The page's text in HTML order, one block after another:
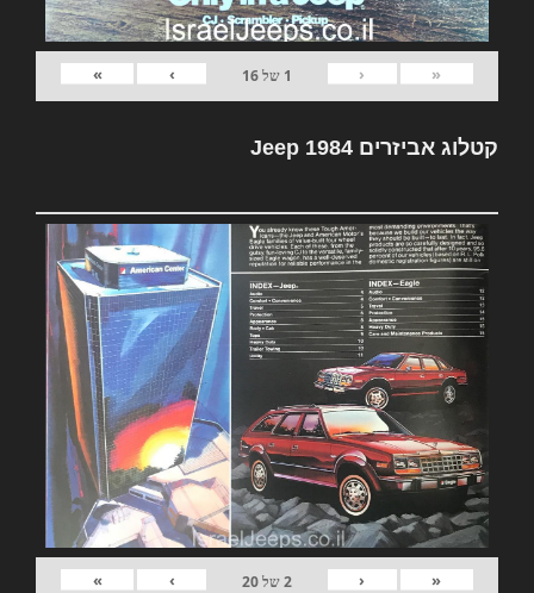
«
‹
1 של16
›
»
קטלוג אביזרים Jeep 1984
«
‹
2של20
›
»